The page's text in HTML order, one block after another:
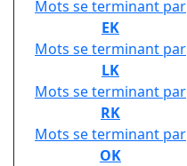
Mots se terminant par
EK
Mots se terminant par
LK
Mots se terminant par
RK
Mots se terminant par
OK